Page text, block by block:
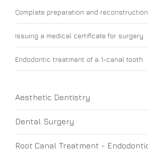
Complete preparation and
Issuing a medical certificate for surgery
Endodontic treatment of a 1-canal tooth
Aesthetic Dentistry
Dental Surgery
Root Canal Treatment -